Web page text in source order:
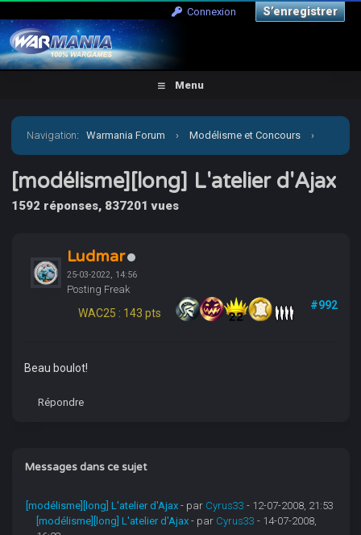
Connexion S’enregistrer
Menu
Navigation:Warmania Forum › Modélisme et Concours ›
Galerie › [modélisme][long] L'atelier d'Ajax
[modélisme][long] L'atelier d'Ajax
1592 réponses, 837201 vues
Ludmar
25-03-2022, 14:56
Posting Freak
WAC25 : 143 pts
#992
Beau boulot!
Répondre
Messages dans ce sujet
[modélisme][long] L'atelier d'Ajax - par Cyrus33 - 12-07-2008, 21:53
[modélisme][long] L'atelier d'Ajax - par Cyrus33 - 14-07-2008,